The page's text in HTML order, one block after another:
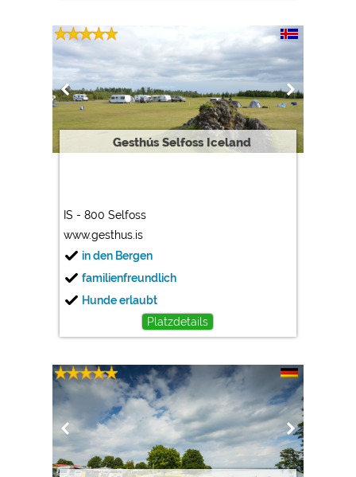
Gesthús Selfoss Iceland
IS - 800 Selfoss
www.gesthus.is
in den Bergen
familienfreundlich
Hunde erlaubt
Platzdetails